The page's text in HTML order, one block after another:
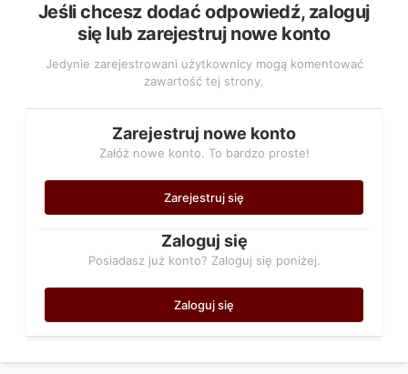
Jeśli chcesz dodać odpowiedź, zaloguj
się lub zarejestruj nowe konto
Jedynie zarejestrowani użytkownicy mogą komentować
zawartość tej strony.
Zarejestruj nowe konto
Załóż nowe konto. To bardzo proste!
Zarejestruj się
Zaloguj się
Posiadasz już konto? Zaloguj się poniżej.
Zaloguj się